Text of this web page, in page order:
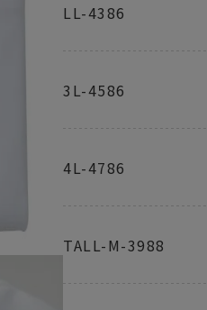
LL-4386
3L-4586
4L-4786
TALL-M-3988